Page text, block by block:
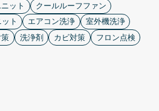
ット
クールルーフファン
ト
エアコン洗浄
室外機洗浄
洗浄剤 カビ対策 フロン点検